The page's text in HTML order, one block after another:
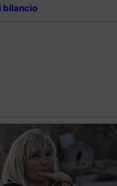
bilancio